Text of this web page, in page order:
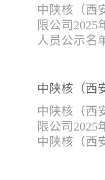
先。（2）
计划内统一
校应届毕业
登记表》(
填写。并将
表》和本人
相关证件扫
限公司2025
人员公示名
中陕核（西
限公司2025
人员公示名
本科西安石
月本科西安
程社招3王小
本科西安石
中陕核（西
限公司2025
中陕核（西
限公司2025
中陕核（西